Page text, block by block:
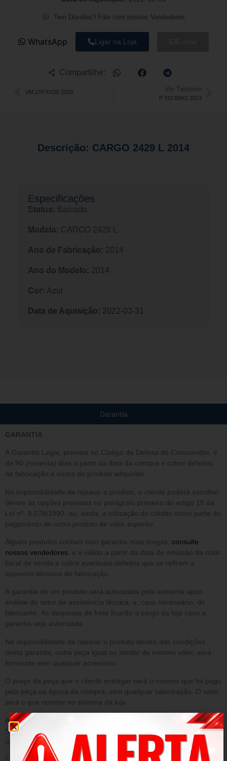
Tem Dúvidas? Fale com nossos Vendedores
WhatsApp Ligar na Loja
Compartilhe:
VM 270 6X2R 2020 Ver Também
P 310 B8X2 2013
Descrição: CARGO 2429 L 2014
Especificações​
Status: Baixado
Modelo: CARGO 2429 L
Ano de Fabricação: 2014
Ano do Modelo: 2014
Cor: Azul
Data de Aquisição: 2022-03-31
Garantia
GARANTIA
A Garantia Legal, prevista no Código de Defesa do Consumidor, é
de 90 (noventa) dias a partir da data da compra e cobre defeitos
de fabricação e vícios do produto adquirido.
Na impossibilidade de reparar o produto, o cliente poderá escolher
dentre as opções previstas no parágrafo primeiro do artigo 18 da
Lei nº- 8.078/1990, ou, ainda, a utilização do crédito como parte do
pagamento de outro produto de valor superior.
Alguns produtos contam com garantia mais longas, consulte
nossos vendedores , e é válido a partir da data de emissão da nota
fiscal de venda e cobre eventuais defeitos que se refiram a
aspectos técnicos de fabricação.
A garantia de um produto será autorizada pela somente após
análise do setor de assistência técnica, e, caso necessário, do
fabricante. As despesas de frete ficarão a cargo da loja caso a
garantia seja autorizada.
Na impossibilidade de reparar o produto dentro das condições
desta garantia, outra peça igual ou similar de mesmo valor, será
fornecida sem qualquer acréscimo.
O preço da peça que o cliente entregar será o mesmo que foi pago
pela peça na época da compra, sem qualquer valorização. O valor
será o que constar no sistema da loja.
A presente garantia NÃO cobre danos decorrentes de:
*Acidentes/ uso inadequado do produto/ sinistro/ negligência ou
uso fora das conformidades.